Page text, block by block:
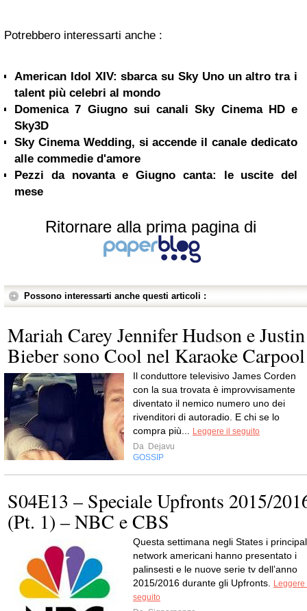
Potrebbero interessarti anche :
American Idol XIV: sbarca su Sky Uno un altro tra i
talent più celebri al mondo
Domenica 7 Giugno sui canali Sky Cinema HD e
Sky3D
Sky Cinema Wedding, si accende il canale dedicato
alle commedie d'amore
Pezzi da novanta e Giugno canta: le uscite del
mese
Ritornare alla prima pagina di
Possono interessarti anche questi articoli :
Mariah Carey Jennifer Hudson e Justin
Bieber sono Cool nel Karaoke Carpool
Il conduttore televisivo James Corden
con la sua trovata è improvvisamente
diventato il nemico numero uno dei
rivenditori di autoradio. E chi se lo
compra più...
Leggere il seguito
Da Dejavu
GOSSIP
S04E13 – Speciale Upfronts 2015/
(Pt. 1) – NBC e CBS
Questa settimana negli States i
network americani hanno presentato i
palinsesti e le nuove serie tv dell’anno
2015/2016 durante gli Upfronts.
Leggere
seguito